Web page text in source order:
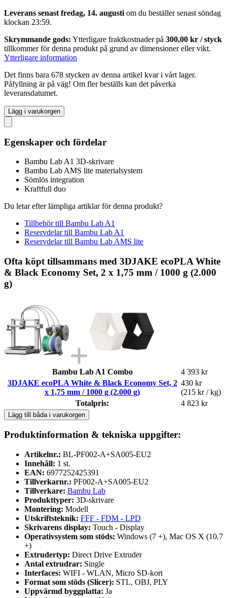
Leverans senast fredag, 14. augusti om du beställer senast söndag
klockan 23:59.
Skrymmande gods: Ytterligare fraktkostnader på 300,00 kr / styck
tillkommer för denna produkt på grund av dimensioner eller vikt.
Ytterligare information
Det finns bara 678 stycken av denna artikel kvar i vårt lager.
Påfyllning är på väg! Om fler beställs kan det påverka
leveransdatumet.
Lägg i varukorgen
Egenskaper och fördelar
Bambu Lab A1 3D-skrivare
Bambu Lab AMS lite materialsystem
Sömlös integration
Kraftfull duo
Du letar efter lämpliga artiklar för denna produkt?
Tillbehör till Bambu Lab A1
Reservdelar till Bambu Lab A1
Reservdelar till Bambu Lab AMS lite
Ofta köpt tillsammans med 3DJAKE ecoPLA White
& Black Economy Set, 2 x 1,75 mm / 1000 g (2.000
g)
Bambu Lab A1 Combo
4 393 kr
3DJAKE ecoPLA White & Black Economy Set, 2
x 1,75 mm / 1000 g (2.000 g)
430 kr
(215 kr / kg)
Totalpris:
4 823 kr
Lägg till båda i varukorgen
Produktinformation & tekniska uppgifter:
Artikelnr.: BL-PF002-A+SA005-EU2
Innehåll: 1 st.
EAN: 6977252425391
Tillverkarnr.: PF002-A+SA005-EU2
Tillverkare: Bambu Lab
Produkttyper: 3D-skrivare
Montering: Modell
Utskriftsteknik: FFF - FDM - LPD
Skrivarens display: Touch - Display
Operativsystem som stöds: Windows (7 +), Mac OS X (10.7
+)
Extrudertyp: Direct Drive Extruder
Antal extrudrar: Single
Interfaces: WIFI - WLAN, Micro SD-kort
Format som stöds (Slicer): STL, OBJ, PLY
Uppvärmd byggplatta: Ja